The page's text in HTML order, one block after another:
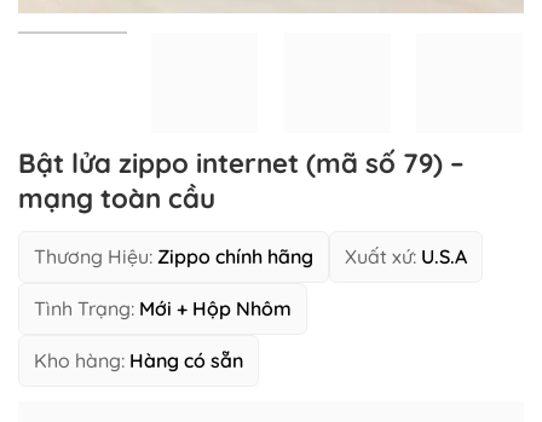
Bật lửa zippo internet (mã số 79) –
mạng toàn cầu
Thương Hiệu: Zippo chính hãng Xuất xứ: U.S.A
Tình Trạng: Mới + Hộp Nhôm
Kho hàng: Hàng có sẵn